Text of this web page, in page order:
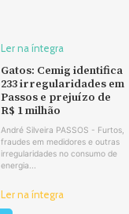
Ler na íntegra
Gatos: Cemig identifica
233 irregularidades em
Passos e prejuízo de
R$ 1 milhão
André Silveira PASSOS - Furtos,
fraudes em medidores e outras
irregularidades no consumo de
energia...
Ler na íntegra